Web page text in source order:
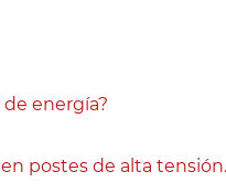
energía?
postes de alta tensión.